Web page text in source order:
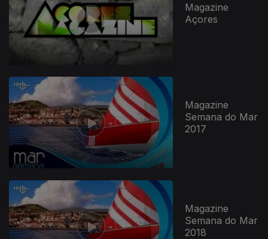
Magazine
Açores
Magazine
Semana do Mar
2017
Magazine
Semana do Mar
2018